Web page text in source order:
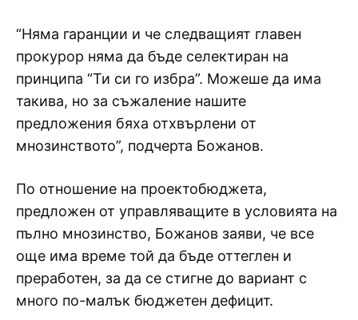
“Няма гаранции и че следващият главен
прокурор няма да бъде селектиран на
принципа “Ти си го избра”. Можеше да има
такива, но за съжаление нашите
предложения бяха отхвърлени от
мнозинството”, подчерта Божанов.
По отношение на проектобюджета,
предложен от управляващите в условията на
пълно мнозинство, Божанов заяви, че все
още има време той да бъде оттеглен и
преработен, за да се стигне до вариант с
много по-малък бюджетен дефицит.